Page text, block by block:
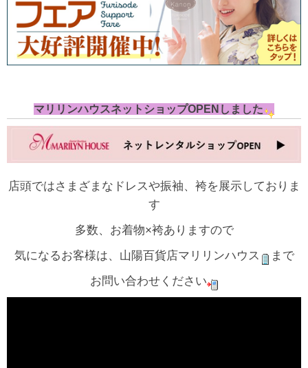
マリリンハウスネットショップOPENしました
店頭ではさまざまなドレスや振袖、袴を展示しておりま
す
多数、お着物×袴ありますので
気になるお客様は、山陽百貨店マリリンハウス
まで
お問い合わせください